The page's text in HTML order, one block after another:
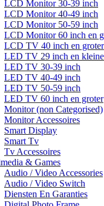
LCD Monitor 30-39 inch
LCD Monitor 40-49 inch
LCD Monitor 50-59 inch
LCD Monitor 60 inch en
LCD TV 40 inch en groter
LED TV 29 inch en
LED TV 30-39 inch
LED TV 40-49 inch
LED TV 50-59 inch
LED TV 60 inch en groter
Monitor (non Categorised)
Monitor Accessoires
Smart Display
Smart Tv
Tv Accessoires
& Games
Audio / Video Accessories
Audio / Video Switch
Diensten En Garanties